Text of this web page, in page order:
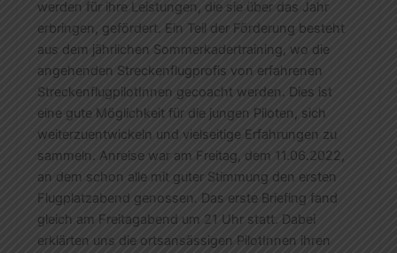
werden für ihre Leistungen, die sie über das Jahr
erbringen, gefördert. Ein Teil der Förderung besteht
aus dem jährlichen Sommerkadertraining, wo die
angehenden Streckenflugprofis von erfahrenen
StreckenflugpilotInnen gecoacht werden. Dies ist
eine gute Möglichkeit für die jungen Piloten, sich
weiterzuentwickeln und vielseitige Erfahrungen zu
sammeln. Anreise war am Freitag, dem 11.06.2022,
an dem schon alle mit guter Stimmung den ersten
Flugplatzabend genossen. Das erste Briefing fand
gleich am Freitagabend um 21 Uhr statt. Dabei
erklärten uns die ortsansässigen PilotInnen ihren